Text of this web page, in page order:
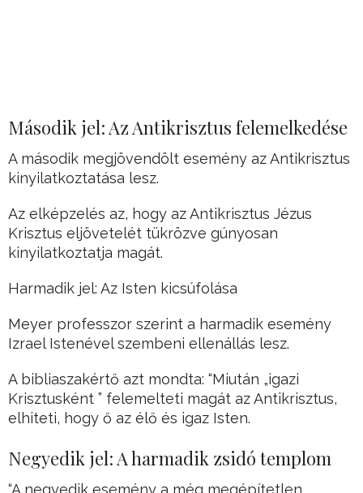
Második jel: Az Antikrisztus felemelkedése
A második megjövendölt esemény az Antikrisztus
kinyilatkoztatása lesz.
Az elképzelés az, hogy az Antikrisztus Jézus
Krisztus eljövetelét tükrözve gúnyosan
kinyilatkoztatja magát.
Harmadik jel: Az Isten kicsúfolása
Meyer professzor szerint a harmadik esemény
Izrael Istenével szembeni ellenállás lesz.
A bibliaszakértő azt mondta: “Miután „igazi
Krisztusként ” felemelteti magát az Antikrisztus,
elhiteti, hogy ő az élő és igaz Isten.
Negyedik jel: A harmadik zsidó templom
“A negyedik esemény a még megépítetlen